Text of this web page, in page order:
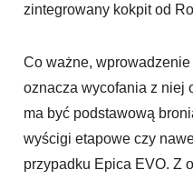
zintegrowany kokpit od
Co ważne,
oznacza wycofania z niej
ma być podstawową
wyścigi etapowe czy
przypadku Epica EVO. Z